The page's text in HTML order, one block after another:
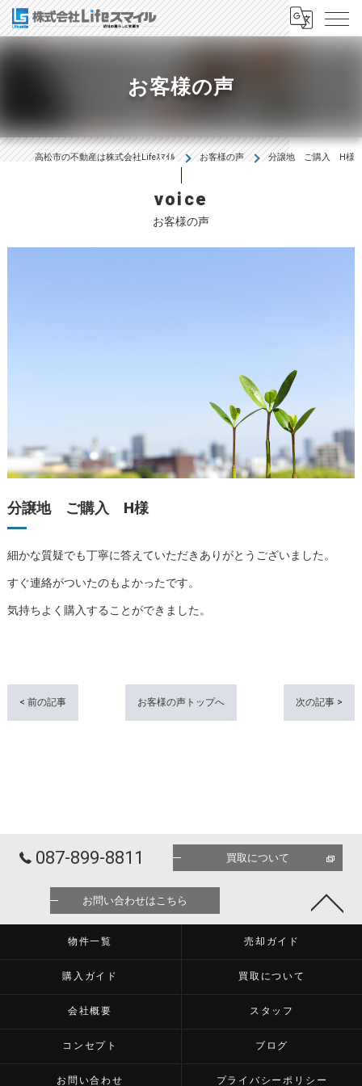
お客様の声
高松市の不動産は株式会社Lifeｽﾏｲﾙ お客様の声 分譲地 ご購入 H様
お客様の声
voice
分譲地 ご購入 H様
細かな質疑でも丁寧に答えていただきありがとうございました。
すぐ連絡がついたのもよかったです。
気持ちよく購入することができました。
< 前の記事 お客様の声トップへ 次の記事 >
087-899-8811 買取について
お問い合わせはこちら
物件一覧 売却ガイド
購入ガイド 買取について
会社概要 スタッフ
コンセプト ブログ
お問い合わせ プライバシーポリシー